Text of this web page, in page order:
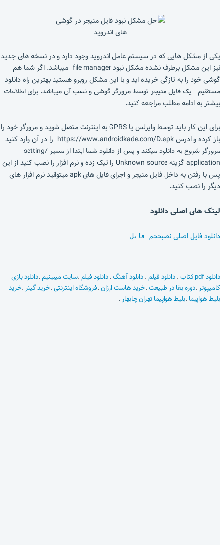
یکی از مشکل هایی که در سیستم عامل اندروید وجود دارد و در نسخه های جدید
نیز این مشکل برطرف نشده مشکل نبود file manager میباشد. اگر شما هم
گوشی خود را به تازگی خریده اید و با این مشکل روبرو هستید بهترین راه دانلود
مستقیم یک فایل منیجر توسط مرورگر گوشی و نصب آن میباشد. برای اطلاعات
بیشتر به ادامه مطلب مراجعه کنید.
برای این کار باید توسط وایرلس یا GPRS به اینترنت متصل شوید و مرورگر خود را
باز کرده و ادرس https://www.androidkade.com/D.apk را در آن وارد کنید
مرورگر شروع به دانلود میکند و پس از دانلود شما ابتدا از مسیر setting/
application گزینه Unknown source را تیک زده و نرم افزار را نصب کنید از این
پس با رفتن به داخل فایل منیجر و اجرای فایل های apk میتوانید نرم افزار های
دیگر را نصب کنید.
لینک های اصلی دانلود
دانلود فایل اصلی نصبحجم فایل
دانلود pdf کتاب .دانلود فیلم.دانلود آهنگ.دانلود فیلم.سایت میبینیم.دانلود بازی
کامیپوتر .دوره بقا در طبیعت.خرید هاست ارزان.فروشگاه اینترنتی.خرید گینر .خرید
بلیط هواپیما .بلیط هواپیما تهران چابهار .